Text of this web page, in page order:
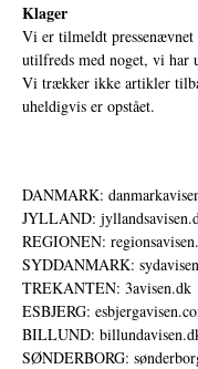
Klager
Vi er tilmeldt
utilfreds med noget, vi har
Vi trækker ikke artikler
uheldigvis er opstået.
DANMARK:
JYLLAND:
REGIONEN:
SYDDANMARK:
TREKANTEN: 3avisen.dk
ESBJERG:
BILLUND:
SØNDERBORG: